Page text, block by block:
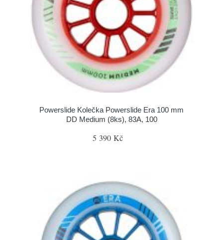
Powerslide Kolečka Powerslide Era 100 mm
DD Medium (8ks), 83A, 100
5 390 Kč